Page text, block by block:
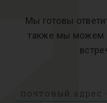
Мы готовы
также мы можем
почтовый адрес